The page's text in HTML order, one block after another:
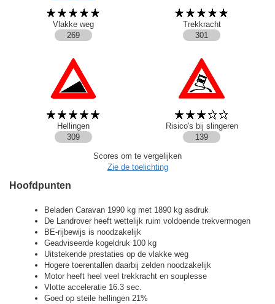
Vlakke weg
Trekkracht
269
301
Hellingen
Risico's bij slingeren
309
139
Scores om te vergelijken
Zie de toelichting
Hoofdpunten
Beladen Caravan 1990 kg met 1890 kg asdruk
De Landrover heeft wettelijk ruim voldoende trekvermogen
BE-rijbewijs is noodzakelijk
Geadviseerde kogeldruk 100 kg
Uitstekende prestaties op de vlakke weg
Hogere toerentallen daarbij zelden noodzakelijk
Motor heeft heel veel trekkracht en souplesse
Vlotte acceleratie 16.3 sec.
Goed op steile hellingen 21%